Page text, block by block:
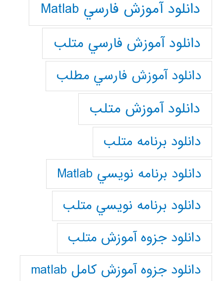
دانلود آموزش فارسي Matlab
دانلود آموزش فارسي متلب
دانلود آموزش فارسي مطلب
دانلود آموزش متلب
دانلود برنامه متلب
دانلود برنامه نويسي Matlab
دانلود برنامه نويسي متلب
دانلود جزوه آموزش متلب
دانلود جزوه آموزش کامل matlab